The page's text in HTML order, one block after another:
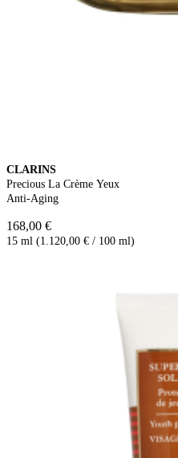
CLARINS
Precious La Crème Yeux
Anti-Aging
168,00 €
15 ml (1.120,00 € / 100 ml)